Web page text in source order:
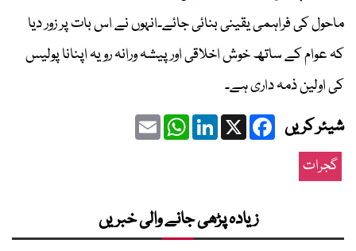
ماحول کی فراہمی یقینی بنائی جائے۔انہوں نے اس بات پر زور دیا
کہ عوام کے ساتھ خوش اخلاقی اور پیشہ ورانہ رویہ اپنانا پولیس
کی اولین ذمہ داری ہے۔
شیئر کریں Facebook
X
LinkedIn
WhatsApp
Email
گجرات
زیادہ پڑھی جانے والی خبریں